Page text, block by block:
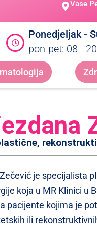
Vase
Ponedjeljak -
pon-pet: 08 -
je specijalista
koja u MR Klinici u
pacijente kojima je
ili